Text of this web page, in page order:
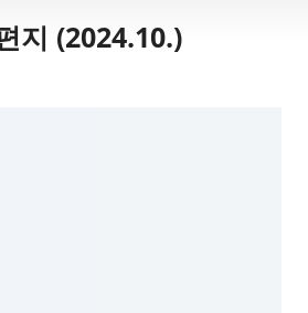
지 (2024.10.)